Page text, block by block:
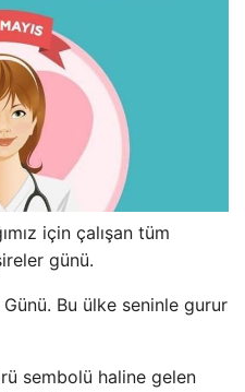
için çalışan tüm
günü.
Bu ülke seninle gurur
sembolü haline gelen